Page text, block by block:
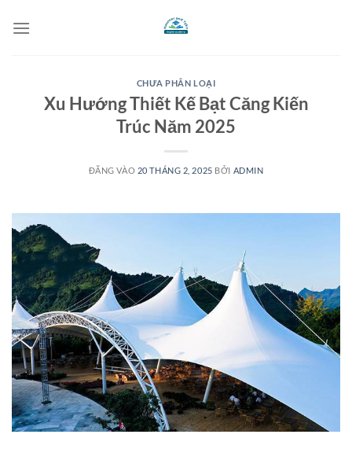
qua
CHƯA PHÂN LOẠI
Xu Hướng Thiết Kế Bạt Căng Kiến
Trúc Năm 2025
ĐĂNG VÀO 20 THÁNG 2, 2025 BỞI ADMIN